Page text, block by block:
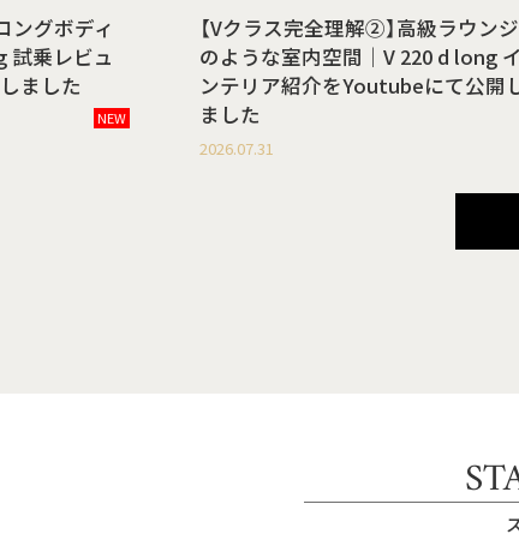
ングボディ
試乗レビュ
ました
NEW
【Vクラス完全理解②】高級ラウンジ
のような室内空間｜V 220 d long イ
ンテリア紹介をYoutubeにて公開
ました
2026.07.31